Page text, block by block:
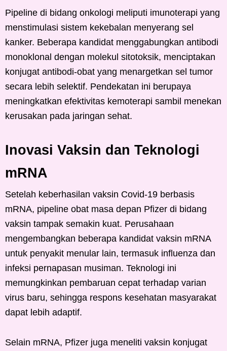
Pipeline di bidang onkologi meliputi imunoterapi yang
menstimulasi sistem kekebalan menyerang sel
kanker. Beberapa kandidat menggabungkan antibodi
monoklonal dengan molekul sitotoksik, menciptakan
konjugat antibodi-obat yang menargetkan sel tumor
secara lebih selektif. Pendekatan ini berupaya
meningkatkan efektivitas kemoterapi sambil menekan
kerusakan pada jaringan sehat.
Inovasi Vaksin dan Teknologi
mRNA
Setelah keberhasilan vaksin Covid-19 berbasis
mRNA, pipeline obat masa depan Pfizer di bidang
vaksin tampak semakin kuat. Perusahaan
mengembangkan beberapa kandidat vaksin mRNA
untuk penyakit menular lain, termasuk influenza dan
infeksi pernapasan musiman. Teknologi ini
memungkinkan pembaruan cepat terhadap varian
virus baru, sehingga respons kesehatan masyarakat
dapat lebih adaptif.
Selain mRNA, Pfizer juga meneliti vaksin konjugat